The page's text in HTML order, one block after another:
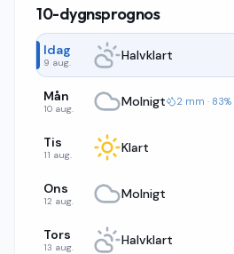
10-dygnsprognos
Idag
9 aug. Halvklart
Mån
10 aug. Molnigt 2 mm · 83%
Tis
11 aug. Klart
Ons
12 aug. Molnigt
Tors
13 aug. Halvklart